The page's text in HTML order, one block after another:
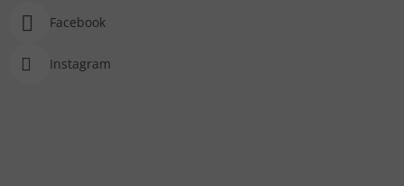
Facebook
Instagram